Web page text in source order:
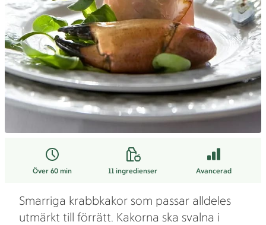
Över 60 min 11ingredienser Avancerad
Smarriga krabbkakor som passar alldeles
utmärkt till förrätt. Kakorna ska svalna i